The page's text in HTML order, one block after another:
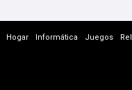
Hogar Informática Juegos